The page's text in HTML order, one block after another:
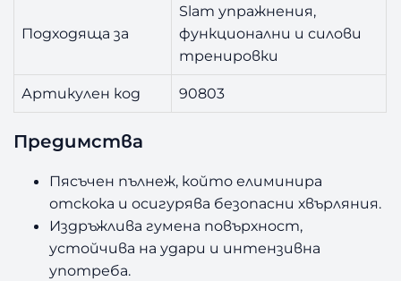
Подходяща за
Slam упражнения,
функционални и силови
тренировки
Артикулен код 90803
Предимства
Пясъчен пълнеж, който елиминира
отскока и осигурява безопасни хвърляния.
Издръжлива гумена повърхност,
устойчива на удари и интензивна
употреба.